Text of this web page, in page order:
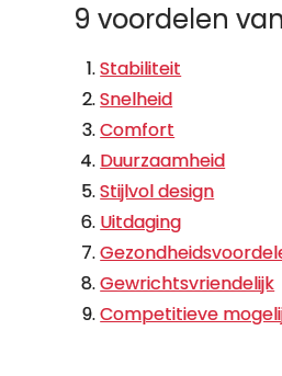
9 voordelen
Stabiliteit
Snelheid
Comfort
Duurzaamheid
Stijlvol design
Uitdaging
Gewrichtsvriendelijk
Competitieve